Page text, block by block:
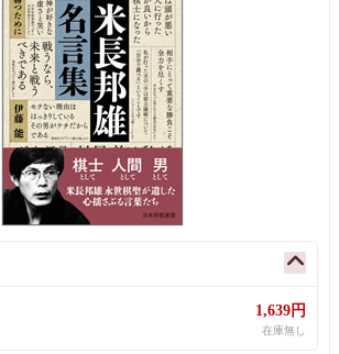
1,639円
在庫無し